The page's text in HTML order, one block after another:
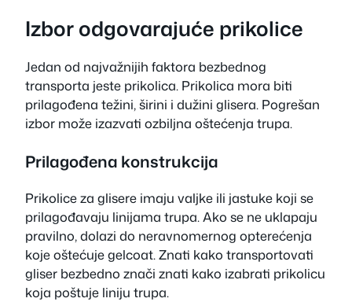
Izbor odgovarajuće prikolice
Jedan od najvažnijih faktora bezbednog
transporta jeste prikolica. Prikolica mora biti
prilagođena težini, širini i dužini glisera. Pogrešan
izbor može izazvati ozbiljna oštećenja trupa.
Prilagođena konstrukcija
Prikolice za glisere imaju valjke ili jastuke koji se
prilagođavaju linijama trupa. Ako se ne uklapaju
pravilno, dolazi do neravnomernog opterećenja
koje oštećuje gelcoat. Znati kako transportovati
gliser bezbedno znači znati kako izabrati prikolicu
koja poštuje liniju trupa.